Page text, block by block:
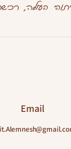
פעולה,
Email